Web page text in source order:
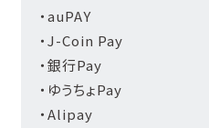
・auPAY
・J-Coin Pay
・銀行Pay
・ゆうちょPay
・Alipay